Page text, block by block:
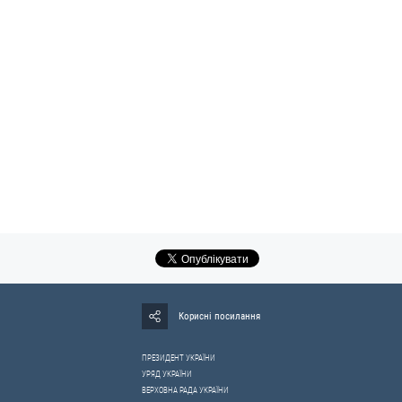
Корисні посилання
ПРЕЗИДЕНТ УКРАЇНИ
УРЯД УКРАЇНИ
ВЕРХОВНА РАДА УКРАЇНИ